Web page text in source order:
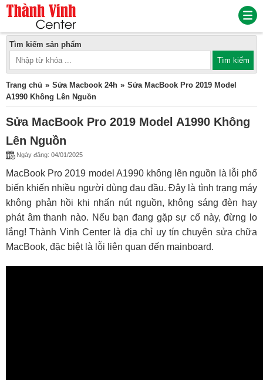
Tìm kiếm sản phẩm
Trang chủ Sửa Macbook 24h
Sửa MacBook Pro 2019 Model
A1990 Không Lên Nguồn
Sửa MacBook Pro 2019 Model A1990 Không
Lên Nguồn
Ngày đăng: 04/01/2025
MacBook Pro 2019 model A1990 không lên nguồn là lỗi phổ
biến khiến nhiều người dùng đau đầu. Đây là tình trạng máy
không phản hồi khi nhấn nút nguồn, không sáng đèn hay
phát âm thanh nào. Nếu bạn đang gặp sự cố này, đừng lo
lắng! Thành Vinh Center là địa chỉ uy tín chuyên sửa chữa
MacBook, đặc biệt là lỗi liên quan đến mainboard.